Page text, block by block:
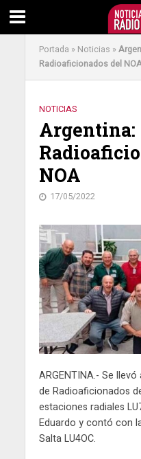
Portada » Noticias »
Radioaficionados del
NOTICIAS
Argentina:
NOA
17/05/2022
ARGENTINA.- Se
de Radioaficionados
estaciones radiales
Eduardo y contó con
Salta LU4OC.